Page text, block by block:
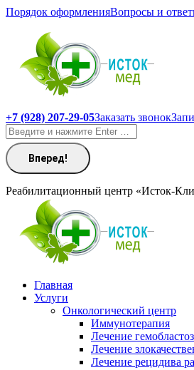
Перейти
содержанию
Порядок оформленияВопросы и
+7 (928) 207-29-05Заказать звонок
Поиск:
Реабилитационный центр «Исток-
Главная
Услуги
Онкологический центр
Иммунотерапия
Лечение
Лечение
Лечение рецидива